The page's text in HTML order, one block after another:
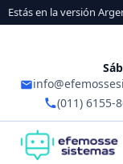
Estás en la versión
(011) 6155-